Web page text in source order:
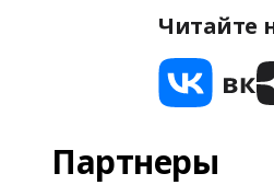
Читайте
Партнеры